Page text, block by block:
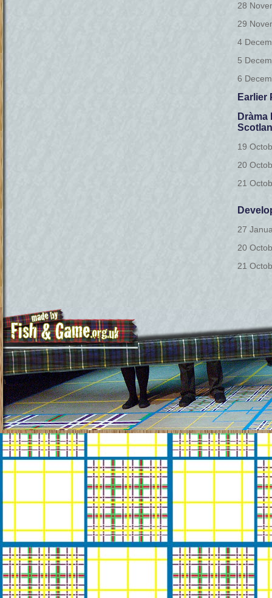
28
29
4
5
6
Earlier
Dràma
19
20
21
27
20
21